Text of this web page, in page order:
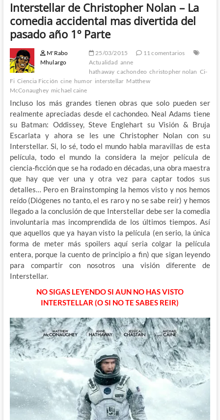
Interstellar de Christopher Nolan – La
comedia accidental mas divertida del
pasado año 1º Parte
M'Rabo
Mhulargo
25/03/2015
11 comentarios
Actualidad anne
hathaway cachondeo christopher nolan Ci-
Fi Ciencia Ficción cine humor interstellar Matthew
McConaughey michael caine
Incluso los más grandes tienen obras que solo pueden ser
realmente apreciadas desde el cachondeo. Neal Adams tiene
su Batman: Oddissey, Steve Englehart su Visión & Bruja
Escarlata y ahora se les une Christopher Nolan con su
Interstellar. Si, lo sé, todo el mundo habla maravillas de esta
película, todo el mundo la considera la mejor película de
ciencia-ficción que se ha rodado en décadas, una obra maestra
que hay que ver una y otra vez para captar todos sus
detalles… Pero en Brainstomping la hemos visto y nos hemos
reído (Diógenes no tanto, el es raro y no se sabe reír) y hemos
llegado a la conclusión de que Interstellar debe ser la comedia
involuntaria mas incomprendida de los últimos tiempos. Así
que aquellos que ya hayan visto la película (en serio, la única
forma de meter más spoilers aquí seria colgar la película
entera, porque la cuento de principio a fin) que sigan leyendo
para compartir con nosotros una visión diferente de
Interstellar.
NO SIGAS LEYENDO SI AUN NO HAS VISTO
INTERSTELLAR (O SI NO TE SABES REIR)